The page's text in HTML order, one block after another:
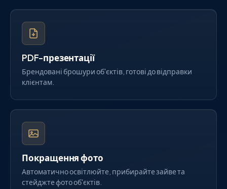
PDF-презентації
Брендовані брошури об'єктів, готові до відправки
клієнтам.
Покращення фото
Автоматично освітлюйте, прибирайте зайве та
стейджте фото об'єктів.